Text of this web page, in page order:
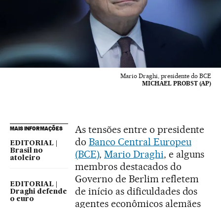
Mario Draghi, presidente do BCE
MICHAEL PROBST (AP)
MAIS INFORMAÇÕES
EDITORIAL |
Brasil no
atoleiro
EDITORIAL |
Draghi defende
o euro
As tensões entre o presidente
do Banco Central Europeu
(BCE), Mario Draghi, e alguns
membros destacados do
Governo de Berlim refletem
de início as dificuldades dos
agentes econômicos alemães